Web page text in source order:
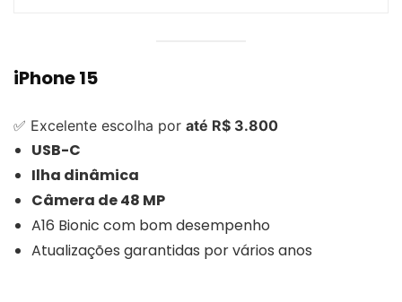
iPhone 15
✅ Excelente escolha por até R$ 3.800
USB-C
Ilha dinâmica
Câmera de 48 MP
A16 Bionic com bom desempenho
Atualizações garantidas por vários anos